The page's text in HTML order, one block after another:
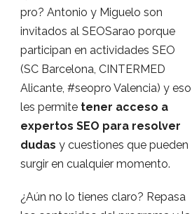
pro? Antonio y Miguelo son
invitados al SEOSarao porque
participan en actividades SEO
(SC Barcelona, CINTERMED
Alicante, #seopro Valencia) y eso
les permite tener acceso a
expertos SEO para resolver
dudas y cuestiones que pueden
surgir en cualquier momento.
¿Aún no lo tienes claro? Repasa